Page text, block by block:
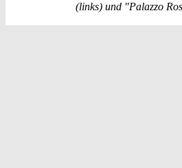
(links) und "Palazzo